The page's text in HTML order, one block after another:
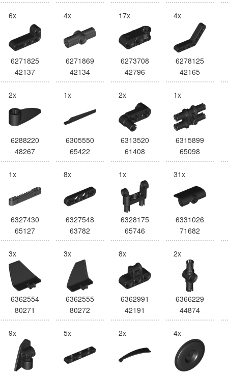
6x
6271825
42137
4x
6271869
42134
17x
6273708
42796
4x
6278125
42165
2x
6288220
48267
1x
6305550
65422
2x
6313520
61408
1x
6315899
65098
1x
6327430
65127
8x
6327548
63782
1x
6328175
65746
31x
6331026
71682
3x
6362554
80271
3x
6362555
80272
8x
6362991
42191
2x
6366229
44874
9x 5x 2x 4x